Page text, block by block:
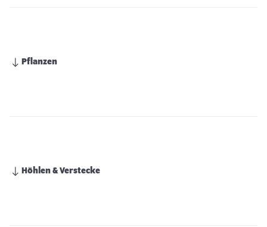
Pflanzen
Höhlen & Verstecke